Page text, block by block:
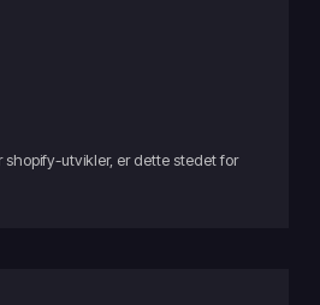
shopify-utvikler, er dette stedet for